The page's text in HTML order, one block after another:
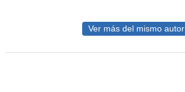
Ver más del mismo autor